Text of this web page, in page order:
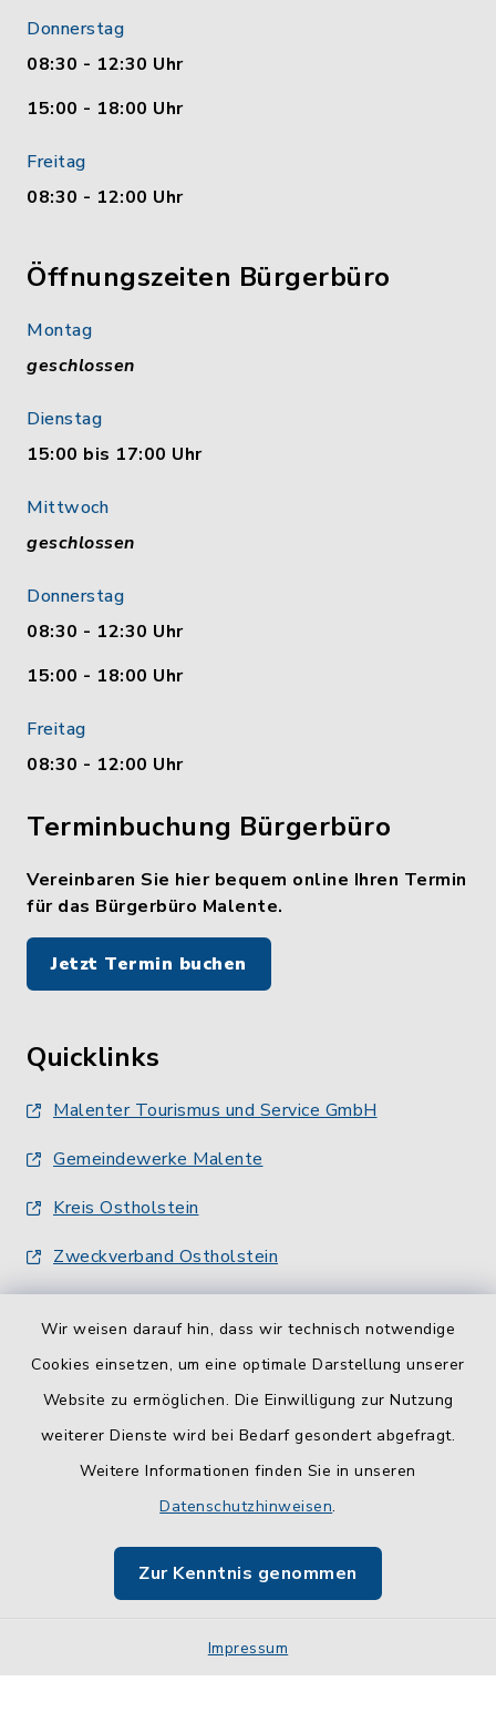
Wir weisen darauf hin, dass wir technisch notwendige
Cookies einsetzen, um eine optimale Darstellung unserer
Website zu ermöglichen. Die Einwilligung zur Nutzung
weiterer Dienste wird bei Bedarf gesondert abgefragt.
Weitere Informationen finden Sie in unseren
Datenschutzhinweisen.
Zur Kenntnis genommen
Impressum
Donnerstag
08:30 - 12:30 Uhr
15:00 - 18:00 Uhr
Freitag
08:30 - 12:00 Uhr
Öffnungszeiten Bürgerbüro
Montag
geschlossen
Dienstag
15:00 bis 17:00 Uhr
Mittwoch
geschlossen
Donnerstag
08:30 - 12:30 Uhr
15:00 - 18:00 Uhr
Freitag
08:30 - 12:00 Uhr
Terminbuchung Bürgerbüro
Vereinbaren Sie hier bequem online Ihren Termin
für das Bürgerbüro Malente.
Jetzt Termin buchen
Quicklinks
Malenter Tourismus und Service GmbH
Gemeindewerke Malente
Kreis Ostholstein
Zweckverband Ostholstein
Barrierefreiheit
Impressum
Sitemap